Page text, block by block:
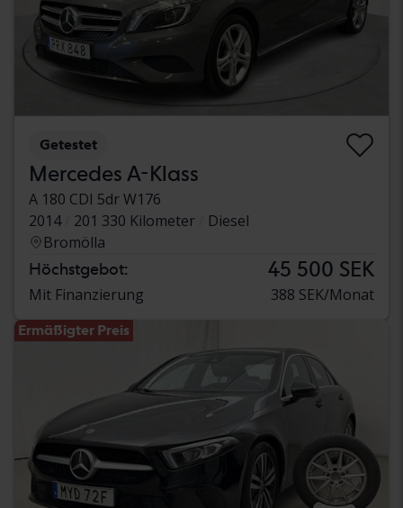
Getestet
Mercedes A-Klass
A 180 CDI 5dr W176
2014
201 330 Kilometer
Diesel
Bromölla
Höchstgebot: 45 500 SEK
Mit Finanzierung 388 SEK/Monat
Ermäßigter Preis